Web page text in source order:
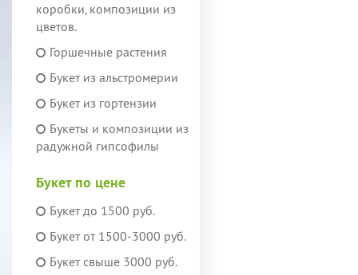
коробки, композиции из
цветов.
Горшечные растения
Букет из альстромерии
Букет из гортензии
Букеты и композиции из
радужной гипсофилы
Букет по цене
Букет до 1500 руб.
Букет от 1500-3000 руб.
Букет свыше 3000 руб.